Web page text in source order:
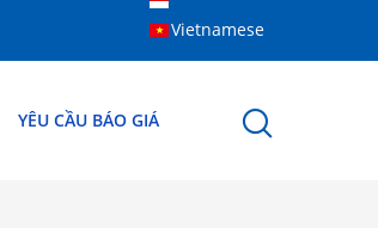
Vietnamese
YÊU CẦU BÁO GIÁ